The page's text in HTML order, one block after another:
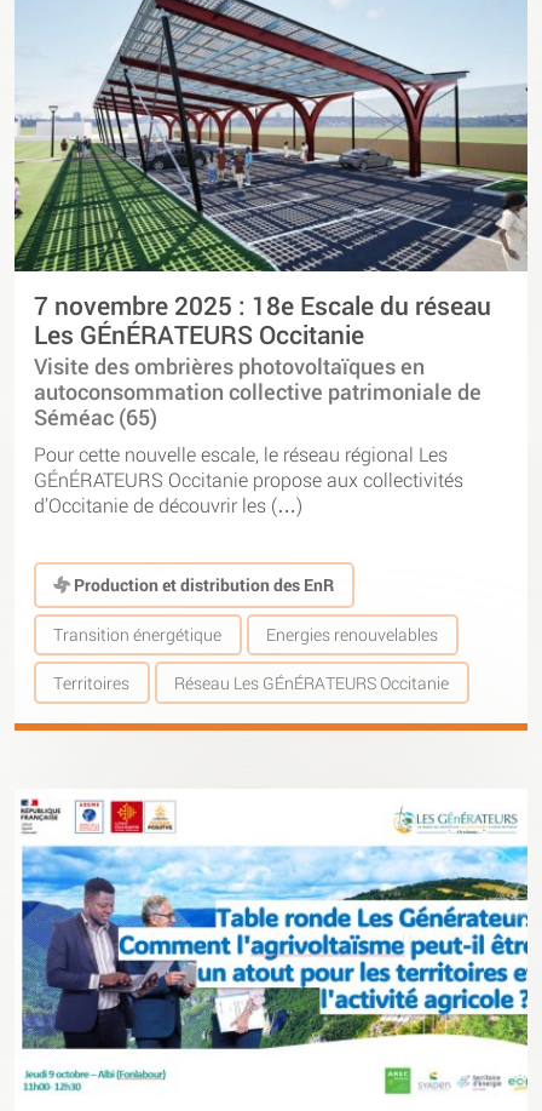
7 novembre 2025 : 18e Escale du réseau
Les GÉnÉRATEURS Occitanie
Visite des ombrières photovoltaïques en
autoconsommation collective patrimoniale de
Séméac (65)
Pour cette nouvelle escale, le réseau régional Les
GÉnÉRATEURS Occitanie propose aux collectivités
d’Occitanie de découvrir les (…)
Production et distribution des EnR
Transition énergétique Energies renouvelables
Territoires Réseau Les GÉnÉRATEURS Occitanie